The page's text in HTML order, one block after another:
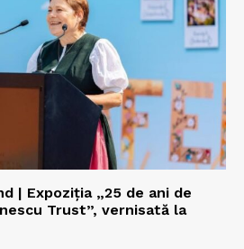
| Expoziţia „25 de ani de
Trust”, vernisată la